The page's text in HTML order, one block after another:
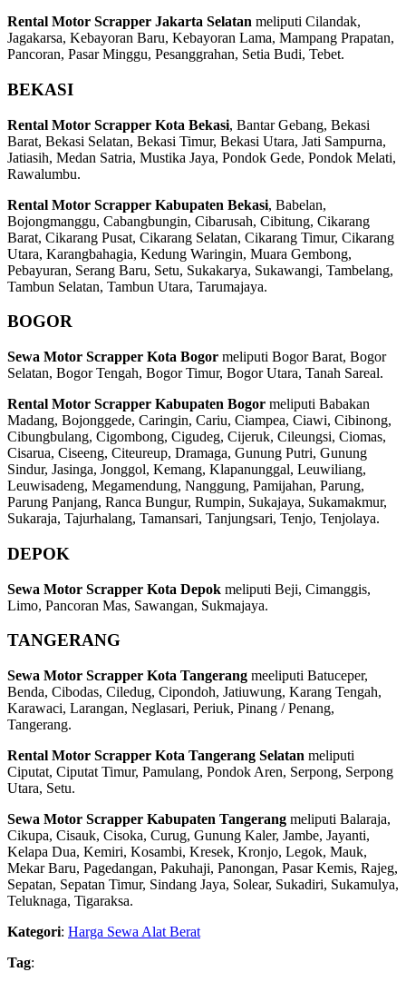
Rental Motor Scrapper Jakarta Selatan meliputi Cilandak,
Jagakarsa, Kebayoran Baru, Kebayoran Lama, Mampang Prapatan,
Pancoran, Pasar Minggu, Pesanggrahan, Setia Budi, Tebet.
BEKASI
Rental Motor Scrapper Kota Bekasi, Bantar Gebang, Bekasi
Barat, Bekasi Selatan, Bekasi Timur, Bekasi Utara, Jati Sampurna,
Jatiasih, Medan Satria, Mustika Jaya, Pondok Gede, Pondok Melati,
Rawalumbu.
Rental Motor Scrapper Kabupaten Bekasi, Babelan,
Bojongmanggu, Cabangbungin, Cibarusah, Cibitung, Cikarang
Barat, Cikarang Pusat, Cikarang Selatan, Cikarang Timur, Cikarang
Utara, Karangbahagia, Kedung Waringin, Muara Gembong,
Pebayuran, Serang Baru, Setu, Sukakarya, Sukawangi, Tambelang,
Tambun Selatan, Tambun Utara, Tarumajaya.
BOGOR
Sewa Motor Scrapper Kota Bogor meliputi Bogor Barat, Bogor
Selatan, Bogor Tengah, Bogor Timur, Bogor Utara, Tanah Sareal.
Rental Motor Scrapper Kabupaten Bogor meliputi Babakan
Madang, Bojonggede, Caringin, Cariu, Ciampea, Ciawi, Cibinong,
Cibungbulang, Cigombong, Cigudeg, Cijeruk, Cileungsi, Ciomas,
Cisarua, Ciseeng, Citeureup, Dramaga, Gunung Putri, Gunung
Sindur, Jasinga, Jonggol, Kemang, Klapanunggal, Leuwiliang,
Leuwisadeng, Megamendung, Nanggung, Pamijahan, Parung,
Parung Panjang, Ranca Bungur, Rumpin, Sukajaya, Sukamakmur,
Sukaraja, Tajurhalang, Tamansari, Tanjungsari, Tenjo, Tenjolaya.
DEPOK
Sewa Motor Scrapper Kota Depok meliputi Beji, Cimanggis,
Limo, Pancoran Mas, Sawangan, Sukmajaya.
TANGERANG
Sewa Motor Scrapper Kota Tangerang meeliputi Batuceper,
Benda, Cibodas, Ciledug, Cipondoh, Jatiuwung, Karang Tengah,
Karawaci, Larangan, Neglasari, Periuk, Pinang / Penang,
Tangerang.
Rental Motor Scrapper Kota Tangerang Selatan meliputi
Ciputat, Ciputat Timur, Pamulang, Pondok Aren, Serpong, Serpong
Utara, Setu.
Sewa Motor Scrapper Kabupaten Tangerang meliputi Balaraja,
Cikupa, Cisauk, Cisoka, Curug, Gunung Kaler, Jambe, Jayanti,
Kelapa Dua, Kemiri, Kosambi, Kresek, Kronjo, Legok, Mauk,
Mekar Baru, Pagedangan, Pakuhaji, Panongan, Pasar Kemis, Rajeg,
Sepatan, Sepatan Timur, Sindang Jaya, Solear, Sukadiri, Sukamulya,
Teluknaga, Tigaraksa.
Kategori: Harga Sewa Alat Berat
Tag: